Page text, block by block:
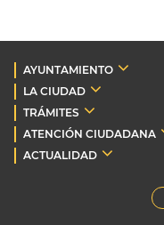
AYUNTAMIENTO
LA CIUDAD
TRÁMITES
ATENCIÓN CIUDADANA
ACTUALIDAD